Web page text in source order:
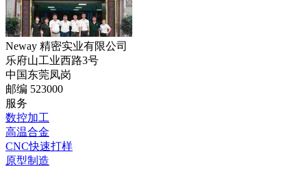
Neway 精密实业有限公司
乐府山工业西路3号
中国东莞凤岗
邮编 523000
服务
数控加工
高温合金
CNC快速打样
原型制造